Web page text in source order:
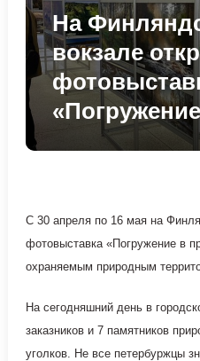
На
вокзале
С 30 апреля по 16 мая на
фотовыставка «Погружение в
охраняемым природным
На сегодняшний день в
заказников и 7 памятников
уголков. Не все петербуржцы